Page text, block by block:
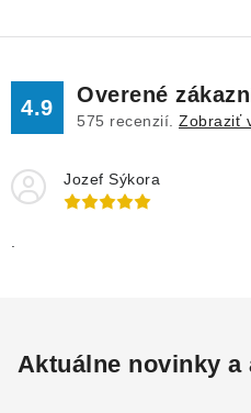
4.9
Overené
575 recenzií. Zobraziť
Jozef Sýkora
Aktuálne novinky a